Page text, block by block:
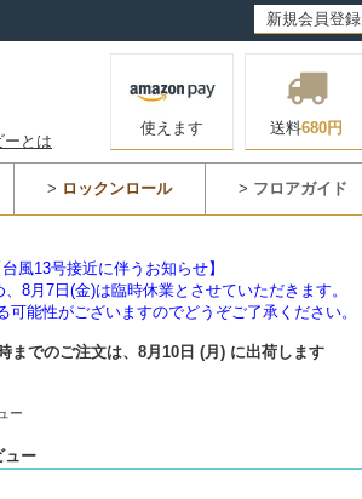
新規会員登録
ーとは
使えます 送料680円
> ロックンロール > フロアガイド
台風13号接近に伴うお知らせ】
8月7日(金)は臨時休業とさせていただきます。
可能性がございますのでどうぞご了承ください。
までのご注文は、 8月10日 (月) に出荷します
ー
ュー